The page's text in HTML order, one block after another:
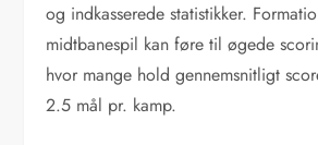
og indkasserede statistikker.
midtbanespil kan føre til øgede
hvor mange hold gennemsnitligt
2.5 mål pr. kamp.